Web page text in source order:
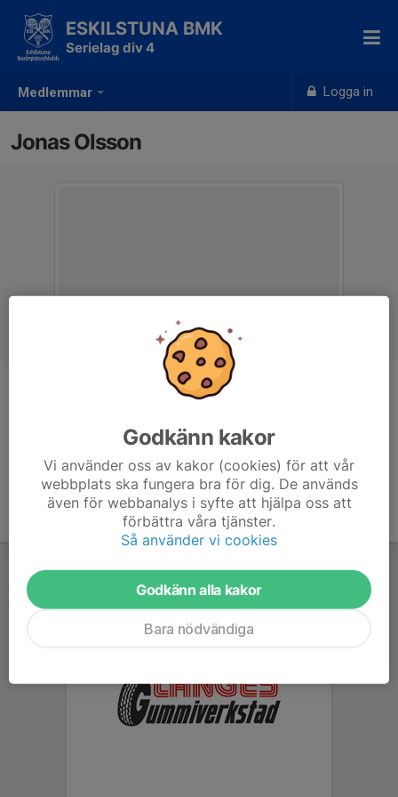
Medlemmar Logga in
ESKILSTUNA BMK
Serielag div 4
Jonas Olsson
Lagledare
Godkänn kakor
Vi använder oss av kakor (cookies) för att vår
webbplats ska fungera bra för dig. De används
även för webbanalys i syfte att hjälpa oss att
förbättra våra tjänster.
Så använder vi cookies
Godkänn alla kakor
Bara nödvändiga